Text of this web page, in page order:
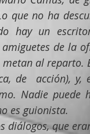
que no ha
hay un
de la
al reparto.
de  acción),
Nadie
es guionista.
diálogos, que